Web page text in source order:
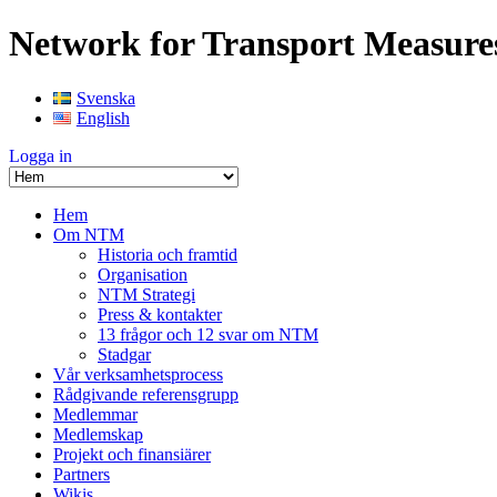
Network for Transport
Svenska
English
Logga in
Hem
Om NTM
Historia och framtid
Organisation
NTM Strategi
Press & kontakter
13 frågor och 12 svar om NTM
Stadgar
Vår verksamhetsprocess
Rådgivande referensgrupp
Medlemmar
Medlemskap
Projekt och finansiärer
Partners